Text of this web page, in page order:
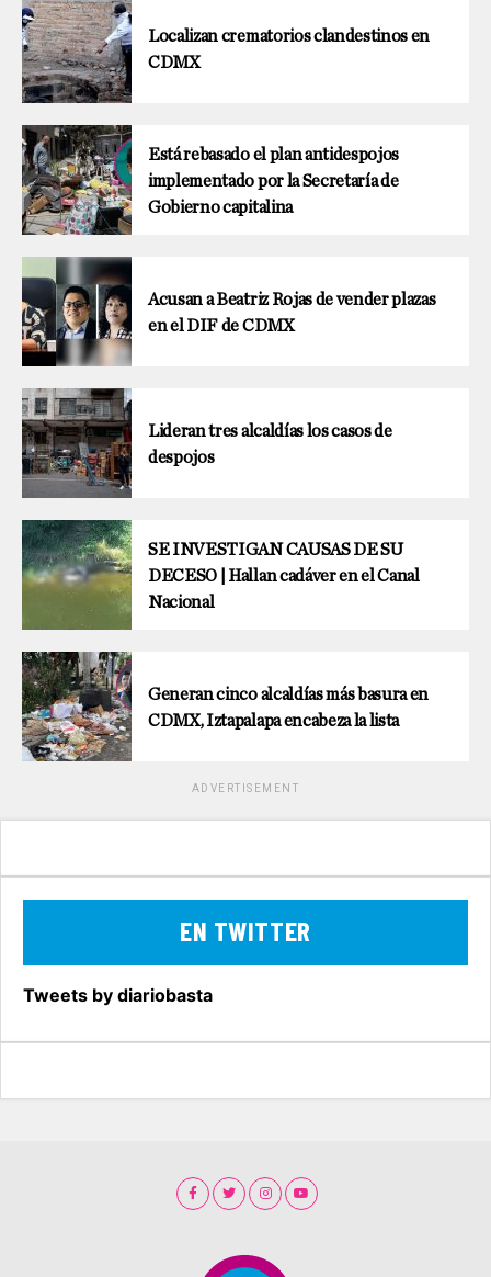
Localizan crematorios clandestinos en
CDMX
Está rebasado el plan antidespojos
implementado por la Secretaría de
Gobierno capitalina
Acusan a Beatriz Rojas de vender plazas
en el DIF de CDMX
Lideran tres alcaldías los casos de
despojos
SE INVESTIGAN CAUSAS DE SU
DECESO | Hallan cadáver en el Canal
Nacional
Generan cinco alcaldías más basura en
CDMX, Iztapalapa encabeza la lista
ADVERTISEMENT
EN TWITTER
Tweets by diariobasta